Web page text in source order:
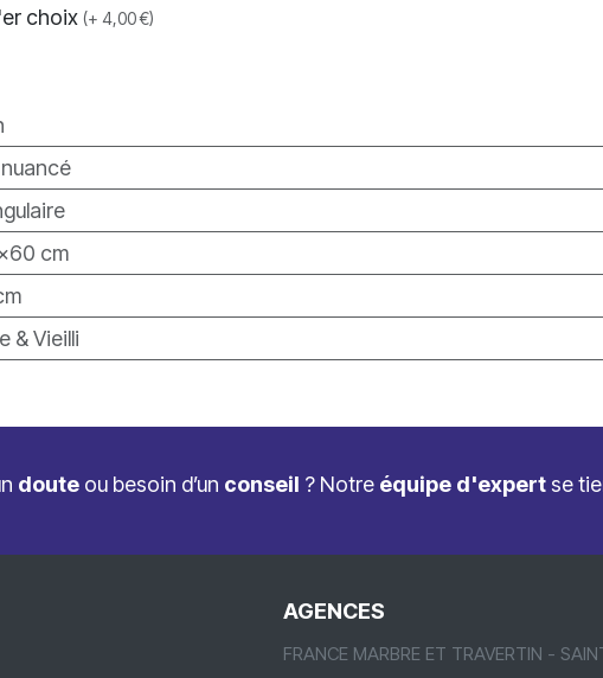
choix (+ 4,00€)
cm
& Vieilli
doute ou besoin d’un conseil ? Notre équipe d'expert se
AGENCES
FRANCE MARBRE ET TRAVERTIN -